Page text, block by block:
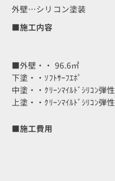
外壁…シリコン塗装
■施工内容
■外壁・・ 96.6㎡
下塗・・ｿﾌﾄｻｰﾌｴﾎﾟ
中塗・・ｸﾘｰﾝﾏｲﾙﾄﾞｼﾘｺﾝ弾性
上塗・・ｸﾘｰﾝﾏｲﾙﾄﾞｼﾘｺﾝ弾性
■施工費用